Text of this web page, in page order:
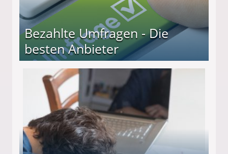
Bezahlte Umfragen - Die
besten Anbieter